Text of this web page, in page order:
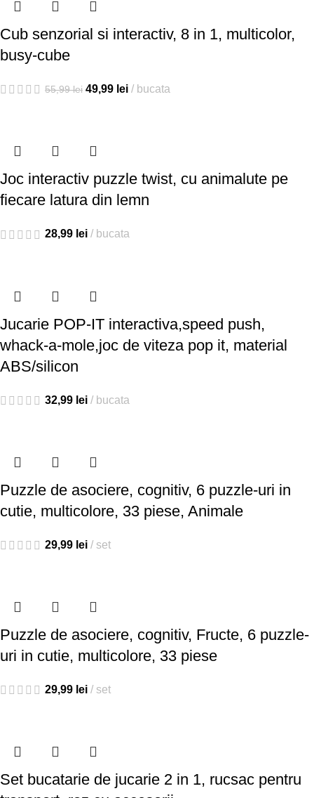
Cub senzorial si interactiv, 8 in 1, multicolor,
busy-cube
55,99lei 49,99 lei bucata
Joc interactiv puzzle twist, cu animalute pe
fiecare latura din lemn
28,99 lei bucata
Jucarie POP-IT interactiva,speed push,
whack-a-mole,joc de viteza pop it, material
ABS/silicon
32,99 lei bucata
Puzzle de asociere, cognitiv, 6 puzzle-uri in
cutie, multicolore, 33 piese, Animale
29,99 lei set
Puzzle de asociere, cognitiv, Fructe, 6 puzzle-
uri in cutie, multicolore, 33 piese
29,99 lei set
Set bucatarie de jucarie 2 in 1, rucsac pentru